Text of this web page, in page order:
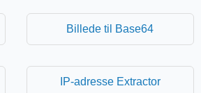
Billede til Base64
IP-adresse Extractor